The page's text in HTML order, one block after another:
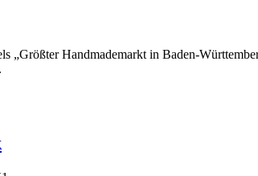
„Größter Handmademarkt in Baden-